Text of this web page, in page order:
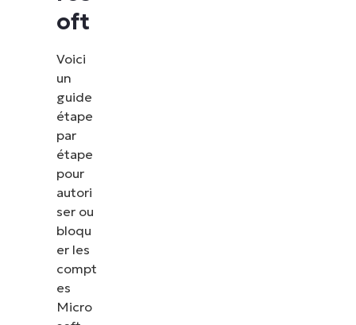
oft
Voici
un
guide
étape
par
étape
pour
autori
ser ou
bloqu
er les
compt
es
Micro